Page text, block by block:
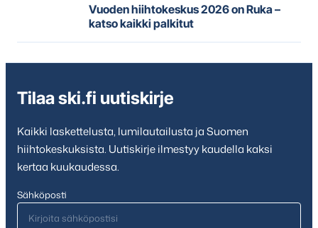
Vuoden hiihtokeskus 2026 on Ruka –
katso kaikki palkitut
Tilaa ski.fi uutiskirje
Kaikki laskettelusta, lumilautailusta ja Suomen
hiihtokeskuksista. Uutiskirje ilmestyy kaudella kaksi
kertaa kuukaudessa.
Sähköposti